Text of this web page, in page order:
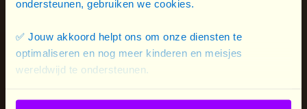
ondersteunen, gebruiken we cookies.
✅ Jouw akkoord helpt ons om onze diensten te
optimaliseren en nog meer kinderen en meisjes
wereldwijd te ondersteunen.
l’école et dans le sport, les élèves découvrent que
filles et garçons ont les mêmes capacités et la
même légitimité. Ces apprentissages nourrissent
uneculture où laprévention des violences